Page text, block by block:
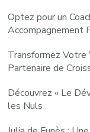
Optez pour un
Accompagnement
Transformez Votre
Partenaire de
Découvrez « Le
les Nuls